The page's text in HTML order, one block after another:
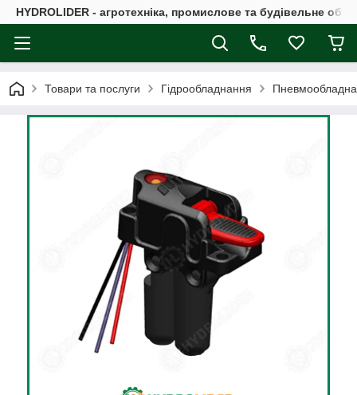
HYDROLIDER - агротехніка, промислове та будівельне
Товари та послуги Гідрообладнання